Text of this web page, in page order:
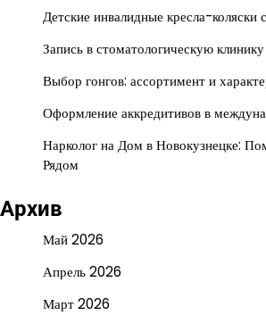
Детские инвалидные кресла-
Запись в стоматологическую клинику
Выбор гонгов: ассортимент и
Оформление аккредитивов в
Нарколог на Дом в Новокузнецке:
Рядом
Архив
Май 2026
Апрель 2026
Март 2026